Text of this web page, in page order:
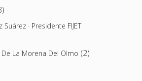
· Presidente FIJET
De La Morena Del Olmo (2)